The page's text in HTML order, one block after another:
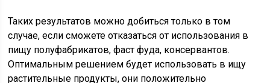
Таких результатов можно добиться только в том
случае, если сможете отказаться от использования в
пищу полуфабрикатов, фаст фуда, консервантов.
Оптимальным решением будет использовать в ищу
растительные продукты, они положительно